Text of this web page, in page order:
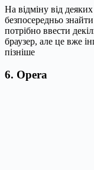
На відміну від
безпосередньо
потрібно ввести
браузер, але це вже
пізніше
6. Opera